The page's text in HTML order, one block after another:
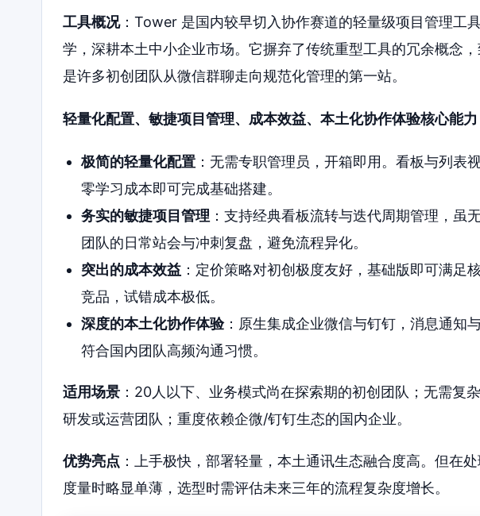
工具概况：Tower 是国内较早切入协作赛道的轻量级项目管理工
学，深耕本土中小企业市场。它摒弃了传统重型工具的冗余概念
是许多初创团队从微信群聊走向规范化管理的第一站。
轻量化配置、敏捷项目管理、成本效益、本土化协作体验核心能力
极简的轻量化配置：无需专职管理员，开箱即用。看板与列表
零学习成本即可完成基础搭建。
务实的敏捷项目管理 ：支持经典看板流转与迭代周期管理，虽
团队的日常站会与冲刺复盘，避免流程异化。
突出的成本效益：定价策略对初创极度友好，基础版即可满足
竞品，试错成本极低。
深度的本土化协作体验：原生集成企业微信与钉钉，消息通知
符合国内团队高频沟通习惯。
适用场景 ：20人以下、业务模式尚在探索期的初创团队；无需复
研发或运营团队；重度依赖企微/钉钉生态的国内企业。
优势亮点 ：上手极快，部署轻量，本土通讯生态融合度高。但在
度量时略显单薄，选型时需评估未来三年的流程复杂度增长。